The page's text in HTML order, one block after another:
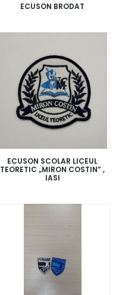
ECUSON BRODAT
ECUSON SCOLAR LICEUL
TEORETIC „MIRON COSTIN” ,
IASI